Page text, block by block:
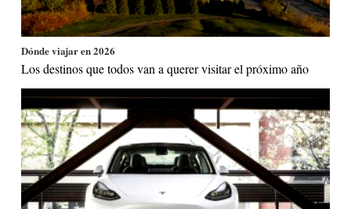
Dónde viajar en 2026
Los destinos que todos van a querer visitar el próximo año